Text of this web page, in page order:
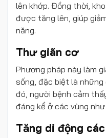
lên khớp. Đồng thời,
được tăng lên, giúp
năng.
Thư giãn cơ
Phương pháp này làm
sống, đặc biệt là
đó, người bệnh cảm
đáng kể ở các vùng
Tăng di động